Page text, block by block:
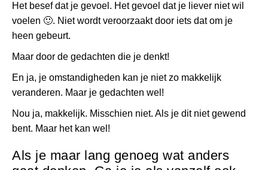
Het besef dat je gevoel. Het gevoel dat je liever niet wil
voelen 🙂. Niet wordt veroorzaakt door iets dat om je
heen gebeurt.
Maar door de gedachten die je denkt!
En ja, je omstandigheden kan je niet zo makkelijk
veranderen. Maar je gedachten wel!
Nou ja, makkelijk. Misschien niet. Als je dit niet gewend
bent. Maar het kan wel!
Als je maar lang genoeg wat anders